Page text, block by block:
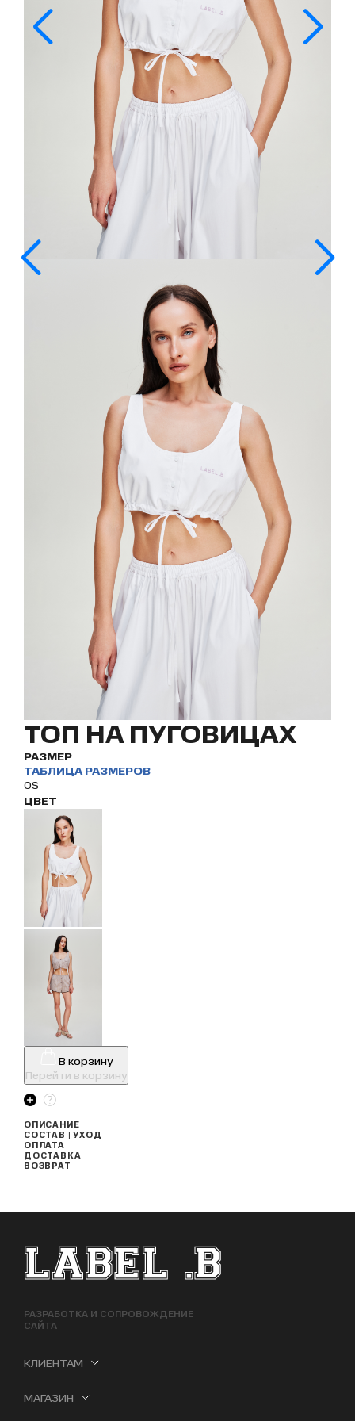
ТОП НА ПУГОВИЦАХ
РАЗМЕР
ТАБЛИЦА РАЗМЕРОВ
OS
ЦВЕТ
В корзину
Перейти в корзину
ОПИСАНИЕ
СОСТАВ | УХОД
ОПЛАТА
ДОСТАВКА
ВОЗВРАТ
ФУТЕР САЙТА
РАЗРАБОТКА И СОПРОВОЖДЕНИЕ
САЙТА
КЛИЕНТАМ
МАГАЗИН